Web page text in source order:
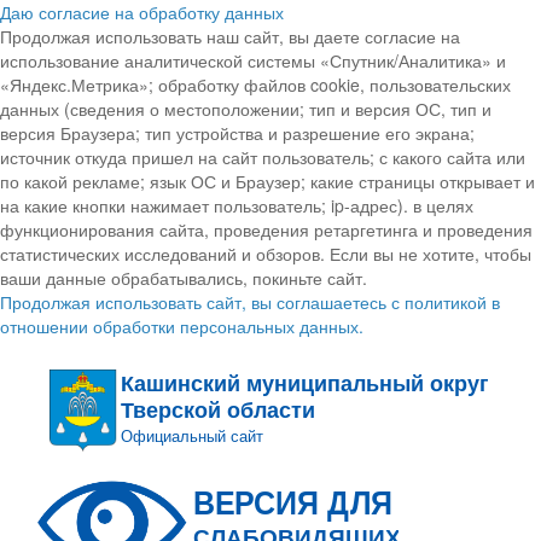
Даю согласие на обработку данных
Продолжая использовать наш сайт, вы даете согласие на
использование аналитической системы «Спутник/Аналитика» и
«Яндекс.Метрика»; обработку файлов cookie, пользовательских
данных (сведения о местоположении; тип и версия ОС, тип и
версия Браузера; тип устройства и разрешение его экрана;
источник откуда пришел на сайт пользователь; с какого сайта или
по какой рекламе; язык ОС и Браузер; какие страницы открывает и
на какие кнопки нажимает пользователь; ip-адрес). в целях
функционирования сайта, проведения ретаргетинга и проведения
статистических исследований и обзоров. Если вы не хотите, чтобы
ваши данные обрабатывались, покиньте сайт.
Продолжая использовать сайт, вы соглашаетесь с политикой в
отношении обработки персональных данных.